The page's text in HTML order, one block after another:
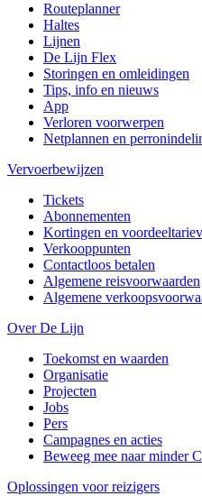
Routeplanner
Haltes
Lijnen
De Lijn Flex
Storingen en omleidingen
Tips, info en nieuws
App
Verloren voorwerpen
Netplannen en
Vervoerbewijzen
Tickets
Abonnementen
Kortingen en
Verkooppunten
Contactloos betalen
Algemene reisvoorwaarden
Algemene
Over De Lijn
Toekomst en waarden
Organisatie
Projecten
Jobs
Pers
Campagnes en acties
Beweeg mee naar minder
Oplossingen voor reizigers